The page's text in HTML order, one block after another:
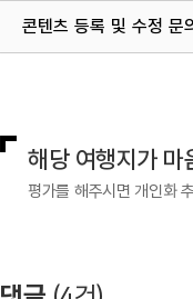
콘텐츠 등록 및 수정 문
해당 여행지가 마
평가를 해주시면 개인화